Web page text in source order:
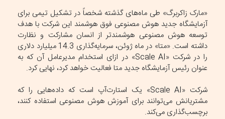
«مارک زاکربرگ» طی ماه‌های گذشته شخصاً در تشکیل تیمی برای
آزمایشگاه جدید هوش مصنوعی فوق هوشمند این شرکت با هدف
توسعه هوش مصنوعی هوشمندتر از انسان مشارکت و نظارت
داشته است. «متا» در ماه ژوئن، سرمایه‌گذاری 14.3 میلیارد دلاری
را در شرکت «Scale AI» در ازای استخدام مدیرعامل آن که به
عنوان رئیس آزمایشگاه جدید متا فعالیت خواهد کرد، نهایی کرد.
شرکت «Scale AI» یک استارت‌آپ است که داده‌هایی را که
مشتریانش می‌توانند برای آموزش هوش مصنوعی استفاده کنند،
برچسب‌گذاری می‌کند.